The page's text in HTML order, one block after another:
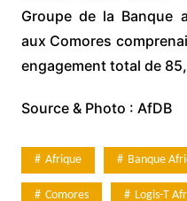
Groupe de la Banque
aux Comores
engagement total de
Source & Photo : AfDB
Afrique Banque
Comores Logis-T